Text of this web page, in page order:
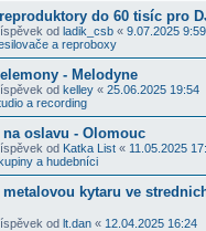
do 60 tisíc pro
od ladik_csb « 9.07.2025 9:59
a reproboxy
- Melodyne
od kelley « 25.06.2025 19:54
a recording
oslavu - Olomouc
od Katka List « 11.05.2025
a hudebníci
kytaru ve
od lt.dan « 12.04.2025 16:24